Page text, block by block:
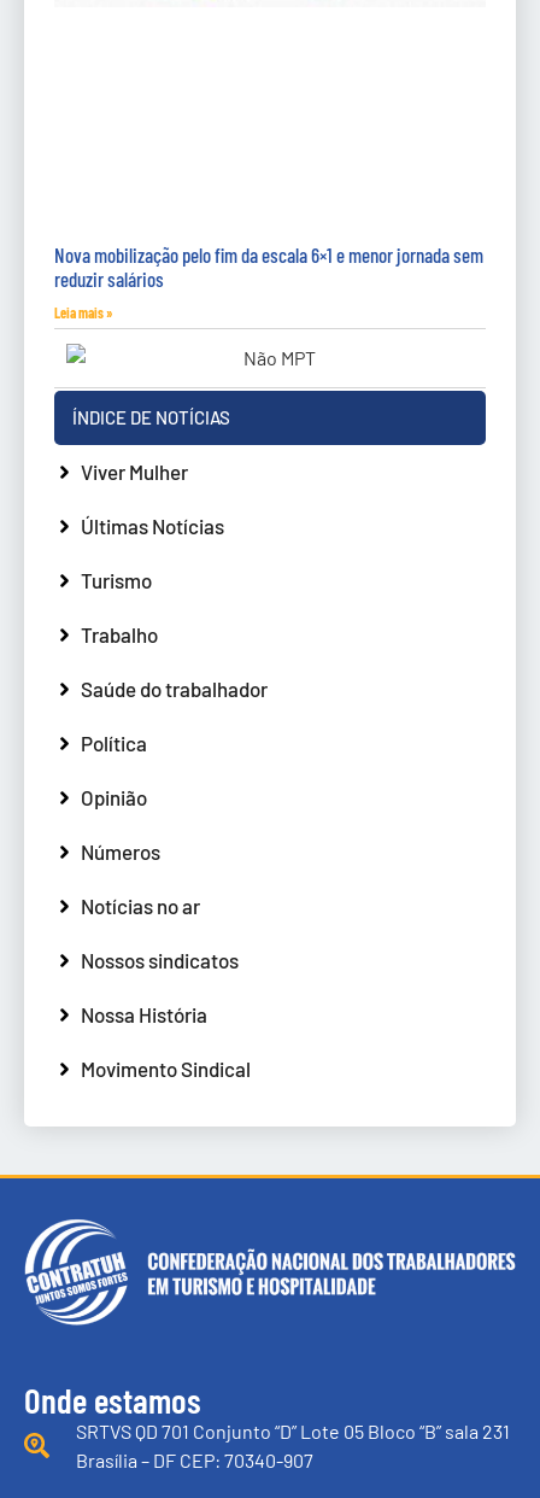
Nova mobilização pelo fim da escala 6×1 e menor jornada sem
reduzir salários
Leia mais »
ÍNDICE DE NOTÍCIAS
Viver Mulher
Últimas Notícias
Turismo
Trabalho
Saúde do trabalhador
Política
Opinião
Números
Notícias no ar
Nossos sindicatos
Nossa História
Movimento Sindical
Onde estamos
SRTVS QD 701 Conjunto “D” Lote 05 Bloco “B” sala 231
Brasília – DF CEP: 70340-907